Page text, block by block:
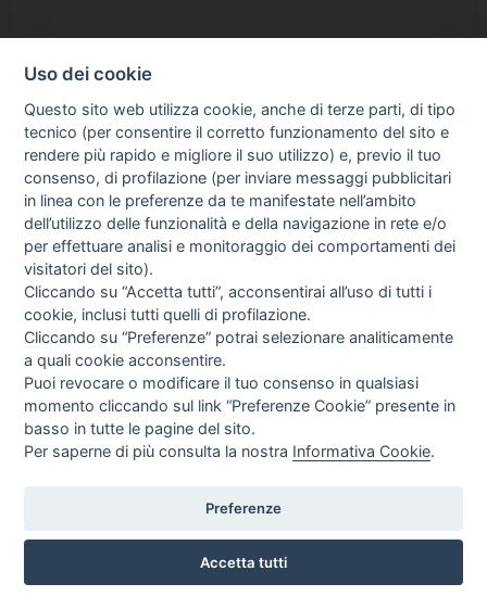
IMBRACATURA PER SOLLEVATORE
KSP Italia
Uso dei cookie
Questo sito web utilizza cookie, anche di terze parti, di tipo
tecnico (per consentire il corretto funzionamento del sito e
rendere più rapido e migliore il suo utilizzo) e, previo il tuo
consenso, di profilazione (per inviare messaggi pubblicitari
in linea con le preferenze da te manifestate nell’ambito
dell’utilizzo delle funzionalità e della navigazione in rete e/o
per effettuare analisi e monitoraggio dei comportamenti dei
visitatori del sito).
Cliccando su “Accetta tutti”, acconsentirai all’uso di tutti i
cookie, inclusi tutti quelli di profilazione.
Cliccando su “Preferenze” potrai selezionare analiticamente
a quali cookie acconsentire.
Puoi revocare o modificare il tuo consenso in qualsiasi
momento cliccando sul link “Preferenze Cookie” presente in
basso in tutte le pagine del sito.
Per saperne di più consulta la nostra Informativa Cookie.
Preferenze
Accetta tutti